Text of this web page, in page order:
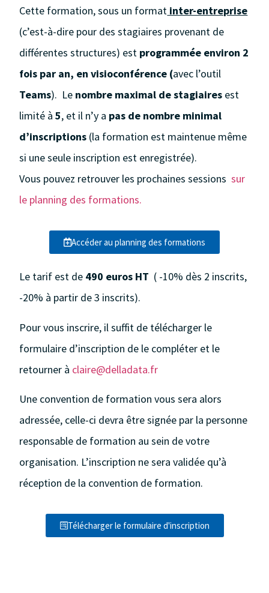
Cette formation, sous un format inter-entreprise
(c’est-à-dire pour des stagiaires provenant de
différentes structures) est programmée environ 2
fois par an, en visioconférence (avec l’outil
Teams). Le nombre maximal de stagiaires est
limité à5, et il n’y a pas de nombre minimal
d’inscriptions (la formation est maintenue même
si une seule inscription est enregistrée).
Vous pouvez retrouver les prochaines sessions sur
le planning des formations.
Accéder au planning des formations
Le tarif est de 490 euros HT ( -10% dès 2 inscrits,
-20% à partir de 3 inscrits).
Pour vous inscrire, il suffit de télécharger le
formulaire d’inscription de le compléter et le
retourner à claire@delladata.fr
Une convention de formation vous sera alors
adressée, celle-ci devra être signée par la personne
responsable de formation au sein de votre
organisation. L’inscription ne sera validée qu’à
réception de la convention de formation.
Télécharger le formulaire d'inscription